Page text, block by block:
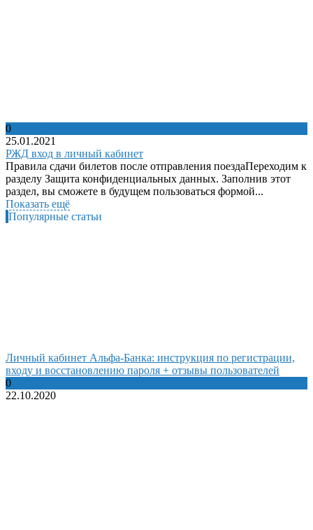
0
25.01.2021
РЖД вход в личный кабинет
Правила сдачи билетов после отправления поездаПереходим к
разделу Защита конфиденциальных данных. Заполнив этот
раздел, вы сможете в будущем пользоваться формой...
Показать ещё
Популярные статьи
Личный кабинет Альфа-Банка: инструкция по регистрации,
входу и восстановлению пароля + отзывы пользователей
0
22.10.2020